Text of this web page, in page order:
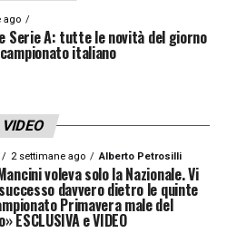
Pavoletti.
TV: TUTTE LE
ago
Serie A: tutte le novità del giorno
italiano
VIDEO
2 settimane ago Alberto Petrosilli
voleva solo la Nazionale. Vi
davvero dietro le quinte
Primavera male del
ESCLUSIVA e VIDEO